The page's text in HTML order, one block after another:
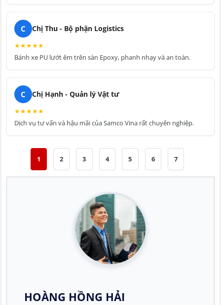
C
Chị Thu - Bộ phận Logistics
★★★★★
Bánh xe PU lướt êm trên sàn Epoxy, phanh nhạy và an toàn.
C
Chị Hạnh - Quản lý Vật tư
★★★★★
Dịch vụ tư vấn và hậu mãi của Samco Vina rất chuyên nghiệp.
1 2 3 4 5 6 7
HOÀNG HỒNG HẢI